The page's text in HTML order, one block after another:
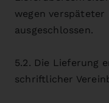
wegen verspäteter
ausgeschlossen.
5.2. Die Lieferung
schriftlicher